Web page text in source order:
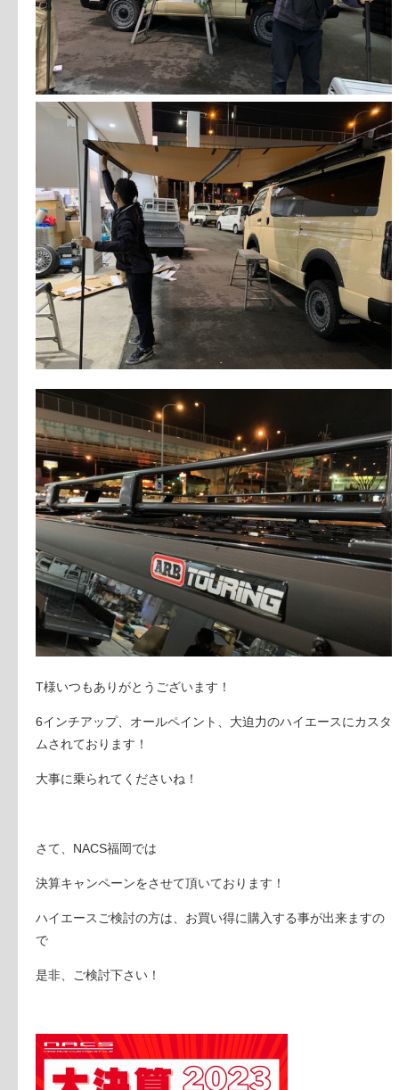
T様いつもありがとうございます！
6インチアップ、オールペイント、大迫力のハイエースにカスタ
ムされております！
大事に乗られてくださいね！
さて、NACS福岡では
決算キャンペーンをさせて頂いております！
ハイエースご検討の方は、お買い得に購入する事が出来ますの
で
是非、ご検討下さい！